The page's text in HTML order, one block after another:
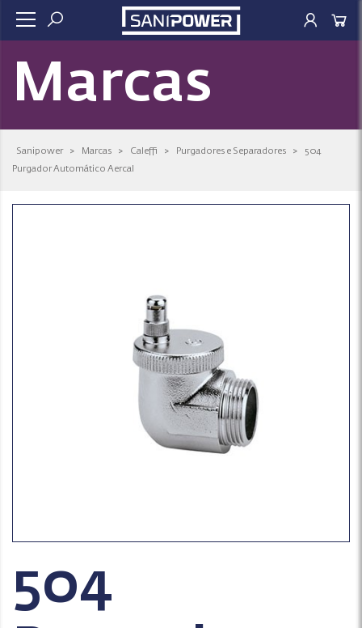
Marcas
Sanipower > Marcas > Caleffi > Purgadores e Separadores >
504
Purgador Automático Aercal
504